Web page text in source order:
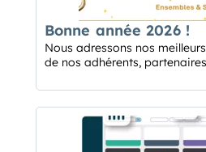
Bonne année 2026 !
Nous adressons nos
de nos adhérents,